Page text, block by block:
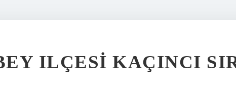
ILÇESI KAÇINCI